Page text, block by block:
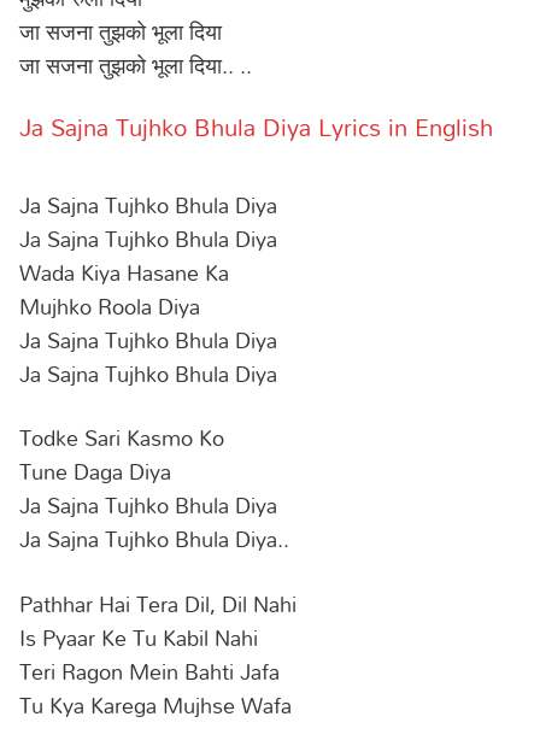
जा सजना तुझको भूला दिया
जा सजना तुझको भूला दिया.. ..
Ja Sajna Tujhko Bhula Diya Lyrics in English
Ja Sajna Tujhko Bhula Diya
Ja Sajna Tujhko Bhula Diya
Wada Kiya Hasane Ka
Mujhko Roola Diya
Ja Sajna Tujhko Bhula Diya
Ja Sajna Tujhko Bhula Diya
Todke Sari Kasmo Ko
Tune Daga Diya
Ja Sajna Tujhko Bhula Diya
Ja Sajna Tujhko Bhula Diya..
Pathhar Hai Tera Dil, Dil Nahi
Is Pyaar Ke Tu Kabil Nahi
Teri Ragon Mein Bahti Jafa
Tu Kya Karega Mujhse Wafa